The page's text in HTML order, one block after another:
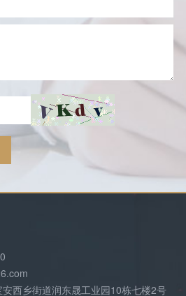
西乡街道润东晟工业园10栋七楼2号